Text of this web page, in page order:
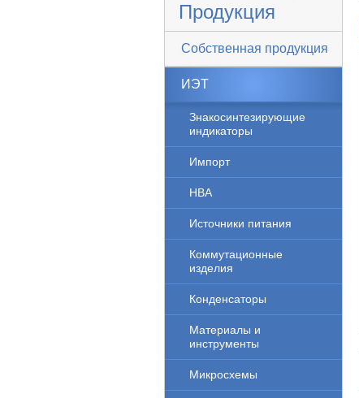
Продукция
Собственная продукция
ИЭТ
Знакосинтезирующие
индикаторы
Импорт
НВА
Источники питания
Коммутационные
изделия
Конденсаторы
Материалы и
инструменты
Микросхемы